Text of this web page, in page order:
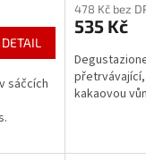
DETAIL
sáčcích
478 Kč bez
535 Kč
kakaovou